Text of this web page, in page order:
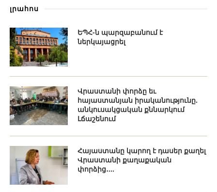
լրահոս
ԵՊՀ-ն պարզաբանում է
ներկայացրել
Վրաստանի փորձը եւ
հայաստանյան իրականությունը.
անկուսակցական քննարկում
Լճաշենում
Հայաստանը կարող է դասեր քաղել
Վրաստանի քաղաքական
փորձից․...